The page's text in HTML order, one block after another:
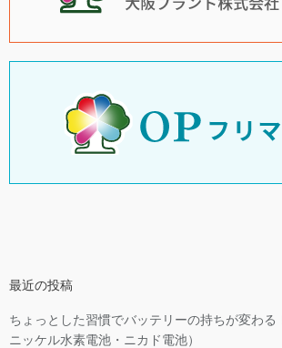
最近の投稿
ちょっとした習慣でバッテリーの持ちが変わる
ニッケル水素電池・ニカド電池）